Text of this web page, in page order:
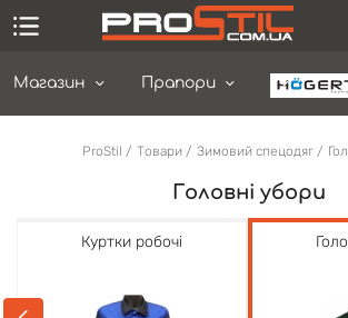
Магазин Прапори
ProStil Товари Зимовий спецодяг
Головні убори
Куртки робочі